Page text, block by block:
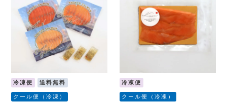
冷凍便 送料無料
クール便（冷凍）
冷凍便
クール便（冷凍）